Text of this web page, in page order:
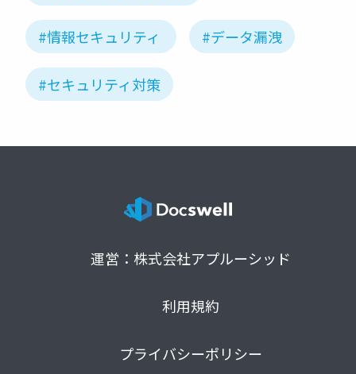
#情報セキュリティ #データ漏洩
#セキュリティ対策
運営：株式会社アプルーシッド
利用規約
プライバシーポリシー